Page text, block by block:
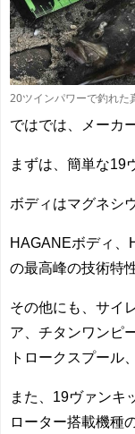
20ツインパワーで釣れた
ではでは、メーカ
まずは、簡単な19
ボディはマグネシ
HAGANEボディ、
の最高峰の技術特
その他にも、サイ
ア、チタンワンピ
トロークスプール
また、19ヴァンキ
ローター搭載機種